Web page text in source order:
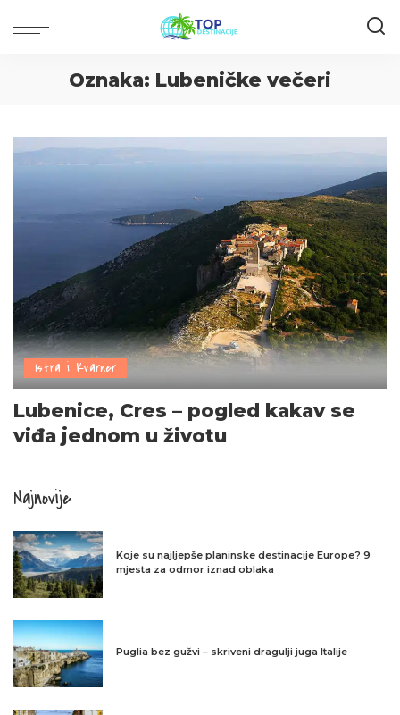
Oznaka: Lubeničke večeri
Istra i Kvarner
Lubenice, Cres – pogled kakav se
viđa jednom u životu
Najnovije
Koje su najljepše planinske destinacije Europe? 9
mjesta za odmor iznad oblaka
Puglia bez gužvi – skriveni dragulji juga Italije